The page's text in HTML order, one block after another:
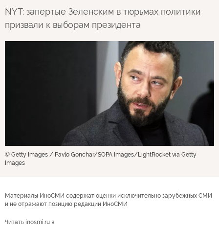
NYT: запертые Зеленским в тюрьмах политики
призвали к выборам президента
© Getty Images / Pavlo Gonchar/SOPA Images/LightRocket via Getty
Images
Материалы ИноСМИ содержат оценки исключительно зарубежных СМИ
и не отражают позицию редакции ИноСМИ
Читать inosmi.ru в